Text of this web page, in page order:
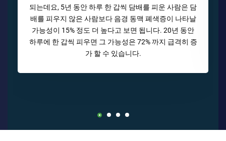
되는데요, 5년 동안 하루 한 갑씩 담배를 피운 사람은 담
배를 피우지 않은 사람보다 음경 동맥 폐색증이 나타날
가능성이 15% 정도 더 높다고 보면 됩니다. 20년 동안
하루에 한 갑씩 피우면 그 가능성은 72% 까지 급격히 증
가 할 수 있습니다.